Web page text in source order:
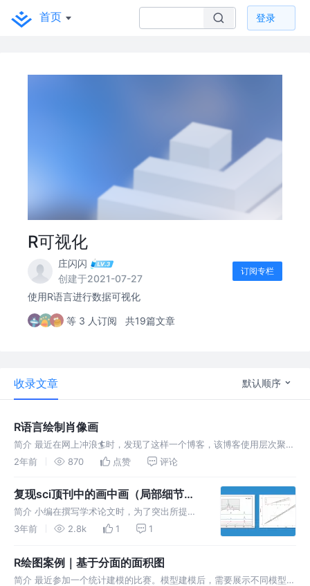
首页 登录
R可视化
庄闪闪
创建于2021-07-27
订阅专栏
使用R语言进行数据可视化
等 3 人订阅 共19篇文章
收录文章 默认顺序
R语言绘制肖像画
简介 最近在网上冲浪🏄时，发现了这样一个博客，该博客使用层次聚类
方法绘制简笔画。完整代码见仓库。 教程 安装包 读者需要安装以下
关函数
2年前 870 点赞 评论
复现sci顶刊中的画中画（局部细节放
大）
简介 小编在撰写学术论文时，为了突出所提模
型的优越性，你可以通过放大图形中的局部位置
效果都还不错，但通过放大图中的特定区域，可
以更清楚地展示所提模型相对于其他
3年前 2.8k 1 1
R绘图案例｜基于分面的面积图
简介 最近参加一个统计建模的比赛。模型建模后，需要展示不同模型的